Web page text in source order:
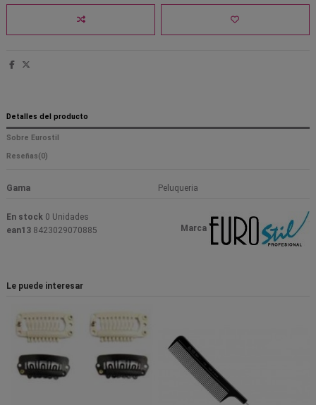
Detalles del producto
Sobre Eurostil
Reseñas(0)
Gama Peluqueria
Marca
En stock 0 Unidades
ean13 8423029070885
Le puede interesar